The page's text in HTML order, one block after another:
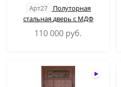
Арт27
Полуторная
стальная дверь с МДФ
110 000 руб.